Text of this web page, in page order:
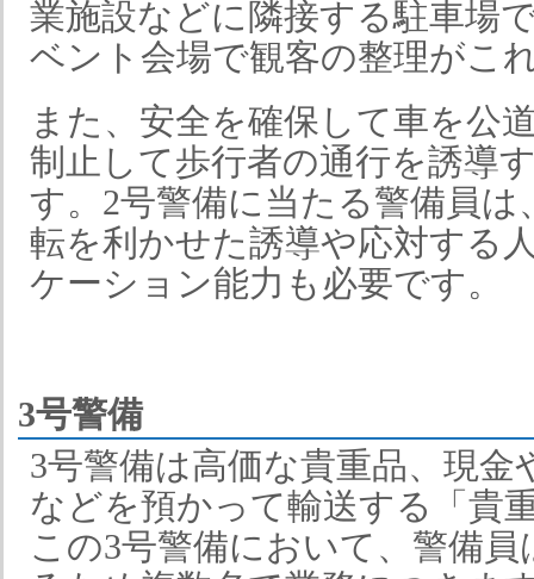
業施設などに隣接する駐車場
ベント会場で観客の整理がこ
また、安全を確保して車を公
制止して歩行者の通行を誘導
す。2号警備に当たる警備員
転を利かせた誘導や応対する
ケーション能力も必要です。
3号警備
3号警備は高価な貴重品、現金
などを預かって輸送する「貴
この3号警備において、警備